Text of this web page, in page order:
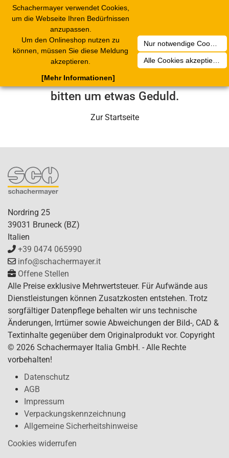
Schachermayer verwendet Cookies,
um die Webseite Ihren Bedürfnissen
anzupassen.
Um den Onlineshop nutzen zu
können, müssen Sie diese Meldung
akzeptieren.
Nur notwendige Cookies akzeptieren
Alle Cookies akzeptieren
[Mehr Informationen]
Leider ist ein technischer Fehler
aufgetreten. Unser Service-Team wird
sich in Kürze darum kümmern. Wir
bitten um etwas Geduld.
Zur Startseite
Nordring 25
39031 Bruneck (BZ)
Italien
+39 0474 065990
info@schachermayer.it
Offene Stellen
Alle Preise exklusive Mehrwertsteuer. Für Aufwände aus
Dienstleistungen können Zusatzkosten entstehen. Trotz
sorgfältiger Datenpflege behalten wir uns technische
Änderungen, Irrtümer sowie Abweichungen der Bild-, CAD &
Textinhalte gegenüber dem Originalprodukt vor. Copyright
© 2026 Schachermayer Italia GmbH. - Alle Rechte
vorbehalten!
Datenschutz
AGB
Impressum
Verpackungskennzeichnung
Allgemeine Sicherheitshinweise
Cookies widerrufen